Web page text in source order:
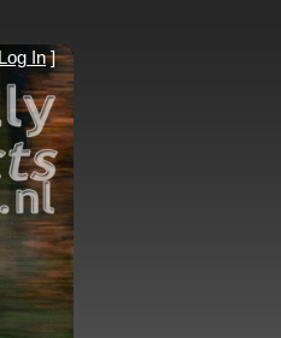
Log In]